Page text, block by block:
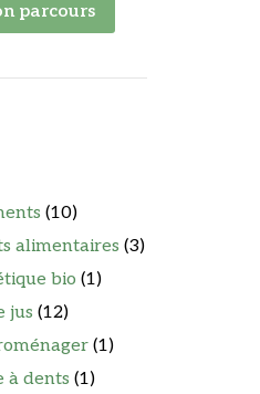
parcours
(10)
alimentaires (3)
bio (1)
jus (12)
(1)
à dents (1)